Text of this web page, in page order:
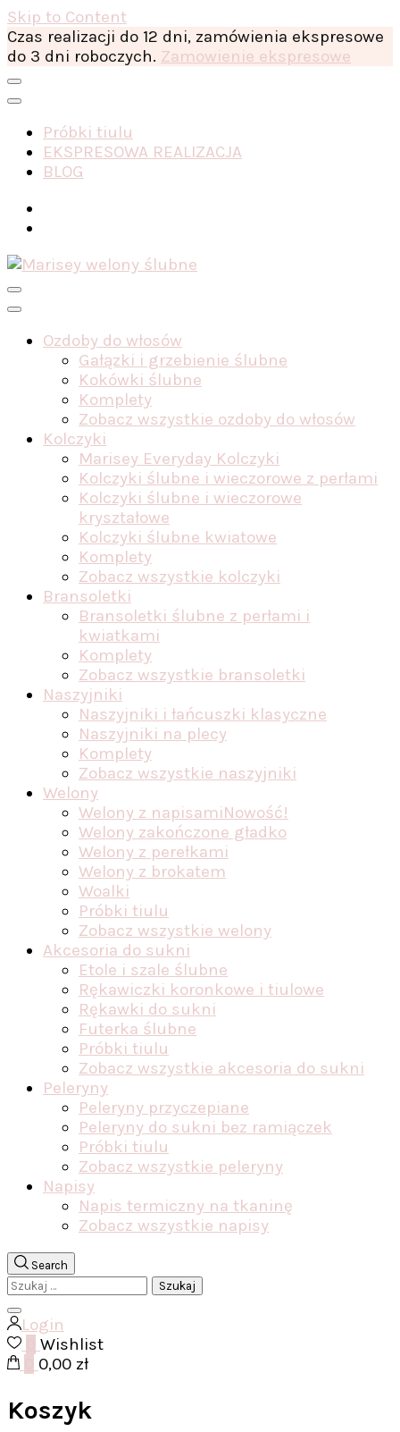
Skip to Content
Czas realizacji do 12 dni, zamówienia ekspresowe
do 3 dni roboczych. Zamowienie ekspresowe
Próbki tiulu
EKSPRESOWA REALIZACJA
BLOG
Ozdoby do włosów
Gałązki i grzebienie ślubne
Kokówki ślubne
Komplety
Zobacz wszystkie ozdoby do włosów
Kolczyki
Marisey Everyday Kolczyki
Kolczyki ślubne i wieczorowe z perłami
Kolczyki ślubne i wieczorowe
kryształowe
Kolczyki ślubne kwiatowe
Komplety
Zobacz wszystkie kolczyki
Bransoletki
Bransoletki ślubne z perłami i
kwiatkami
Komplety
Zobacz wszystkie bransoletki
Naszyjniki
Naszyjniki i łańcuszki klasyczne
Naszyjniki na plecy
Komplety
Zobacz wszystkie naszyjniki
Welony
Welony z napisamiNowość!
Welony zakończone gładko
Welony z perełkami
Welony z brokatem
Woalki
Próbki tiulu
Zobacz wszystkie welony
Akcesoria do sukni
Etole i szale ślubne
Rękawiczki koronkowe i tiulowe
Rękawki do sukni
Futerka ślubne
Próbki tiulu
Zobacz wszystkie akcesoria do sukni
Peleryny
Peleryny przyczepiane
Peleryny do sukni bez ramiączek
Próbki tiulu
Zobacz wszystkie peleryny
Napisy
Napis termiczny na tkaninę
Zobacz wszystkie napisy
Search
Szukaj:
Login
Wishlist
0,00 zł
Koszyk